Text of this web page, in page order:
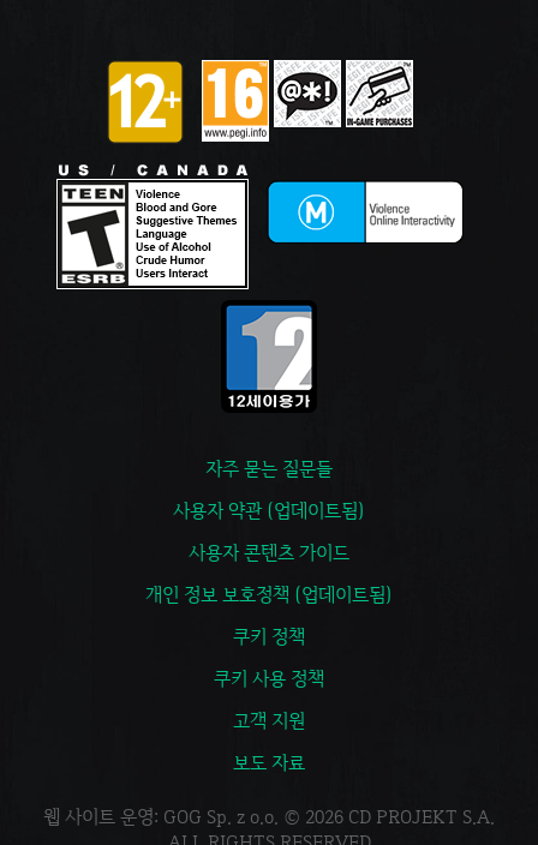
자주 묻는 질문들
사용자 약관 (업데이트됨)
사용자 콘텐츠 가이드
개인 정보 보호정책 (업데이트됨)
쿠키 정책
쿠키 사용 정책
고객 지원
보도 자료
웹 사이트 운영: GOG Sp. z o.o. © 2026 CD PROJEKT S.A.